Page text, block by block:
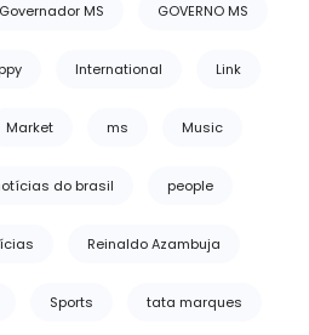
Governador MS GOVERNO MS
International Link
Market ms Music
do brasil people
Reinaldo Azambuja
Sports tata marques